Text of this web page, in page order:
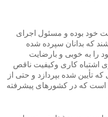
خود بوده و مسئول اجرای
که بدانان سپرده شده
را به خوبی و بارضایت
اشتباه کاری وکیفیت ناقص
تأیین شده بپردازد و حتی از
که در کشورهای پیشرفته